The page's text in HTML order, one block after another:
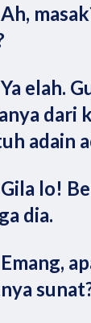
elah.
dari
adain
lo!
dia.